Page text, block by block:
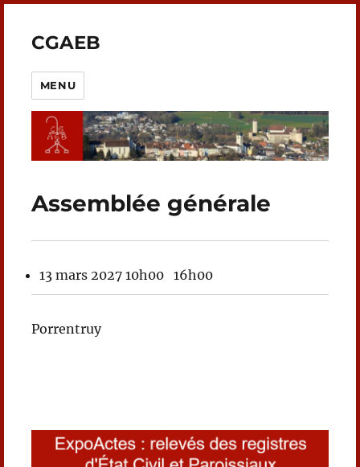
CGAEB
MENU
Assemblée générale
13 mars 2027 10h00 16h00
Porrentruy